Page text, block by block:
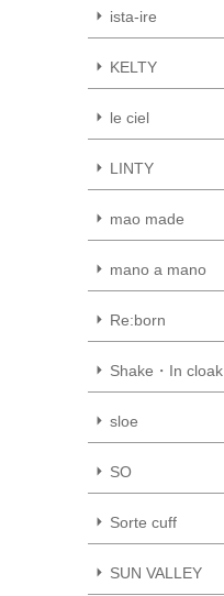
ista-ire
KELTY
le ciel
LINTY
mao made
mano a mano
Re:born
Shake・In cloak
sloe
SO
Sorte cuff
SUN VALLEY